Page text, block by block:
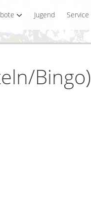
Jugend Service
Bingo)